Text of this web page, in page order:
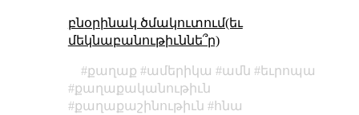
բնօրինակ ծմակուտում(եւ
մեկնաբանութիւննե՞ր)
քաղաք ամերիկա ամն
եւրոպա
քաղաքականութիւն
քաղաքաշինութիւն
հնա